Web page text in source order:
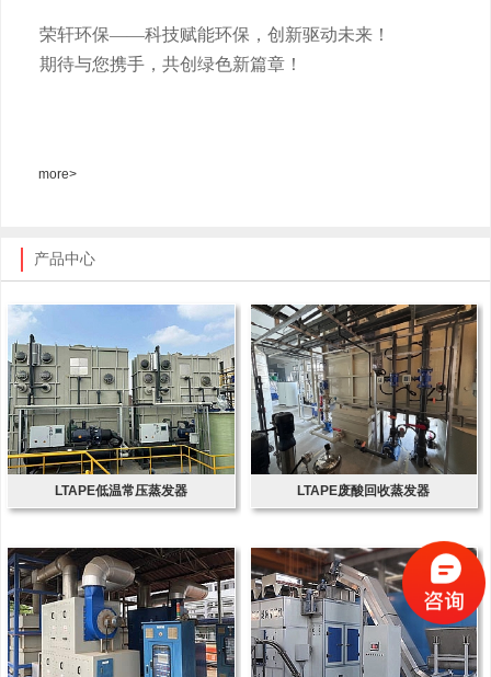
荣轩环保——科技赋能环保，创新驱动未来！
期待与您携手，共创绿色新篇章！
more>
产品中心
LTAPE低温常压蒸发器 LTAPE废酸回收蒸发器